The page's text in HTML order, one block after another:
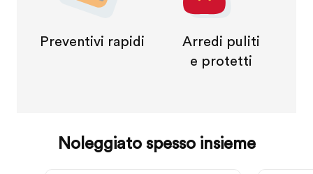
Preventivi rapidi
Arredi puliti
e protetti
Noleggiato spesso insieme